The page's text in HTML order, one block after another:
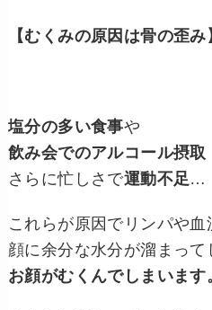
【むくみの原因は骨の歪み
塩分の多い食事や
飲み会でのアルコール摂取
さらに忙しさで運動不足 …
これらが原因でリンパや血
顔に余分な水分が溜まって
お顔がむくんでしまいます